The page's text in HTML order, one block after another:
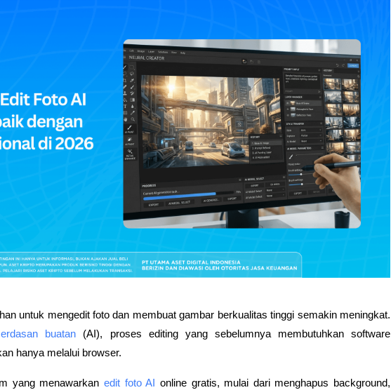
untuk mengedit foto dan membuat gambar berkualitas tinggi semakin meningkat.
buatan (AI), proses editing yang sebelumnya membutuhkan software
hanya melalui browser.
yang menawarkan edit foto AI
online gratis, mulai dari menghapus background,